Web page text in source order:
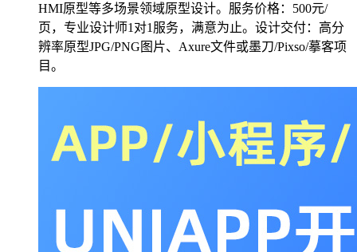
HMI原型等多场景领域原型设计。服务价格：500元/
页，专业设计师1对1服务，满意为止。设计交付：高分
辨率原型JPG/PNG图片、Axure文件或墨刀/Pixso/摹客项
目。